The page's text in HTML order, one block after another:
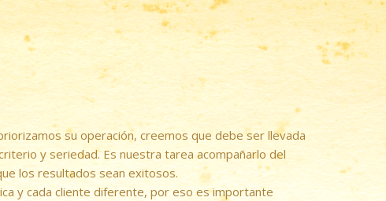
su operación, creemos que debe ser llevada
y seriedad. Es nuestra tarea acompañarlo del
los resultados sean exitosos.
y cada cliente diferente, por eso es importante